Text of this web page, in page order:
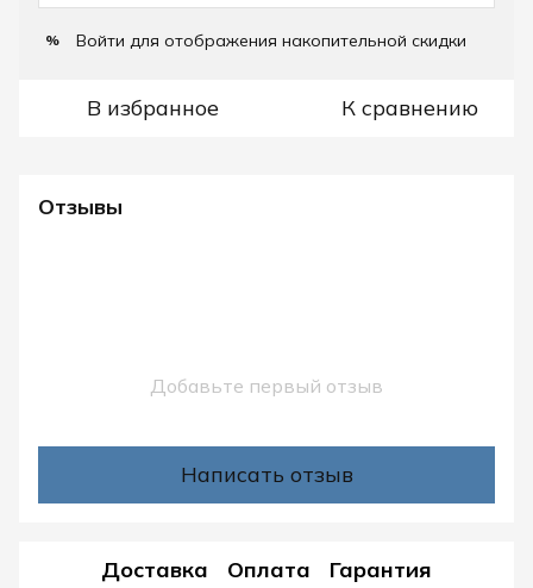
% Войти для отображения накопительной скидки
В избранное К сравнению
Отзывы
Добавьте первый отзыв
Написать отзыв
Доставка Оплата Гарантия